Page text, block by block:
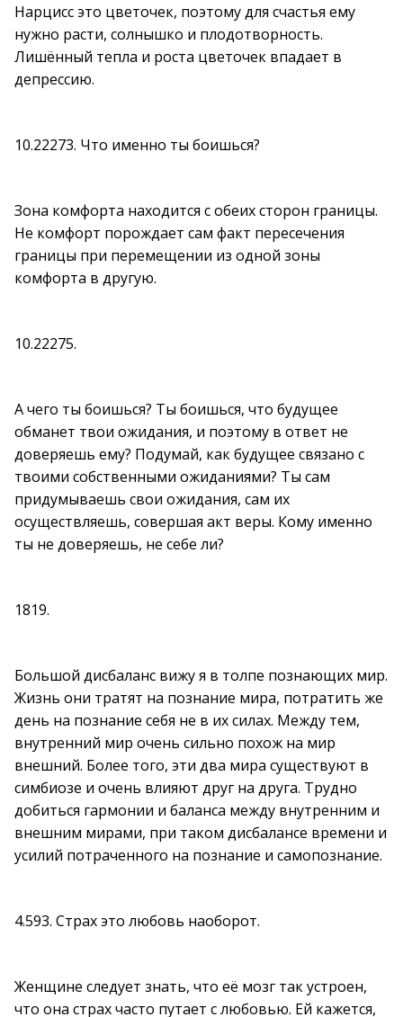
Нарцисс это цветочек, поэтому для счастья ему
нужно расти, солнышко и плодотворность.
Лишённый тепла и роста цветочек впадает в
депрессию.
10.22273. Что именно ты боишься?
Зона комфорта находится с обеих сторон границы.
Не комфорт порождает сам факт пересечения
границы при перемещении из одной зоны
комфорта в другую.
10.22275.
А чего ты боишься? Ты боишься, что будущее
обманет твои ожидания, и поэтому в ответ не
доверяешь ему? Подумай, как будущее связано с
твоими собственными ожиданиями? Ты сам
придумываешь свои ожидания, сам их
осуществляешь, совершая акт веры. Кому именно
ты не доверяешь, не себе ли?
1819.
Большой дисбаланс вижу я в толпе познающих мир.
Жизнь они тратят на познание мира, потратить же
день на познание себя не в их силах. Между тем,
внутренний мир очень сильно похож на мир
внешний. Более того, эти два мира существуют в
симбиозе и очень влияют друг на друга. Трудно
добиться гармонии и баланса между внутренним и
внешним мирами, при таком дисбалансе времени и
усилий потраченного на познание и самопознание.
4.593. Страх это любовь наоборот.
Женщине следует знать, что её мозг так устроен,
что она страх часто путает с любовью. Ей кажется,